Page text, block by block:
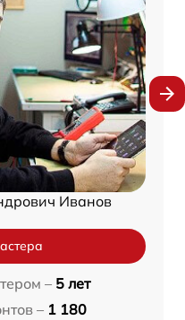
Иванов
– 5 лет
– 1 180